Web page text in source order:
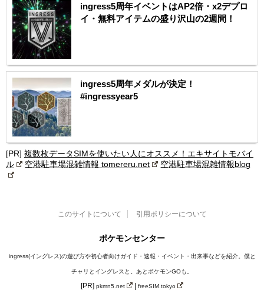
ingress5周年イベントはAP2倍・x2デプロ
イ・無料アイテムの盛り沢山の2週間！
ingress5周年メダルが決定！
#ingressyear5
[PR] 複数枚データSIMを使いたい人にオススメ！エキサイトモバイ
ル
空港駐車場混雑情報 tomereru.net 空港駐車場混雑情報blog
このサイトについて 引用ポリシーについて
ポケモンセンター
ingress(イングレス)の遊び方や初心者向けガイド・速報・イベント・出来事などを紹介。僕と
チャリとイングレスと。あとポケモンGOも。
[PR]pkmn5.net | freeSIM.tokyo